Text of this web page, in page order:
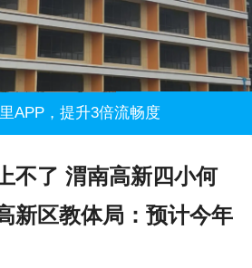
APP，提升3倍流畅度
不了 渭南高新四小何
新区教体局：预计今年